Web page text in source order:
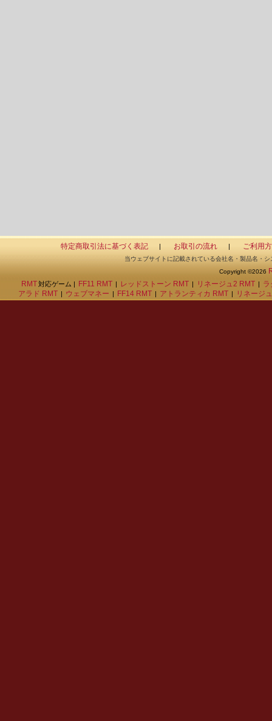
特定商取引法に基づく表記 | お取引の流れ | ご利用
当ウェブサイトに記載されている会社名・製品名・
Copyright ©2026
RMT対応ゲーム | FF11 RMT | レッドストーン RMT | リネージュ2 RMT | ラ
アラド RMT | ウェブマネー | FF14 RMT | アトランティカ RMT | リネージ